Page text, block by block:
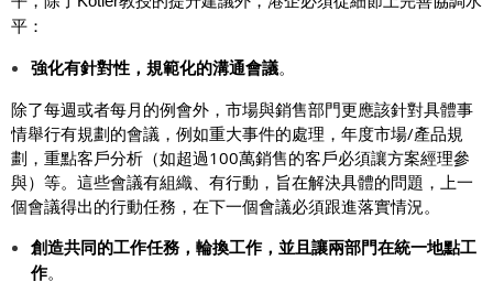
平：
強化有針對性，規範化的溝通會議。
除了每週或者每月的例會外，市場與銷售部門更應該針對具體事
情舉行有規劃的會議，例如重大事件的處理，年度市場/產品規
劃，重點客戶分析（如超過100萬銷售的客戶必須讓方案經理參
與）等。這些會議有組織、有行動，旨在解決具體的問題，上一
個會議得出的行動任務，在下一個會議必須跟進落實情況。
創造共同的工作任務，輪換工作，並且讓兩部門在統一地點工
作。